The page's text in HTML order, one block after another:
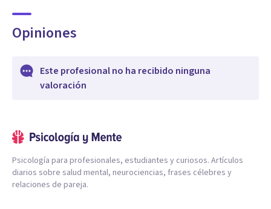
Opiniones
Este profesional no ha recibido ninguna
valoración
Psicología para profesionales, estudiantes y curiosos. Artículos
diarios sobre salud mental, neurociencias, frases célebres y
relaciones de pareja.